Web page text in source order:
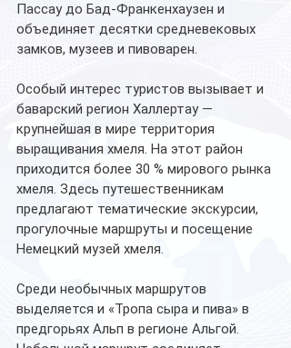
Пассау до Бад-Франкенхаузен и
объединяет десятки средневековых
замков, музеев и пивоварен.
Особый интерес туристов вызывает и
баварский регион Халлертау —
крупнейшая в мире территория
выращивания хмеля. На этот район
приходится более 30 % мирового рынка
хмеля. Здесь путешественникам
предлагают тематические экскурсии,
прогулочные маршруты и посещение
Немецкий музей хмеля.
Среди необычных маршрутов
выделяется и «Тропа сыра и пива» в
предгорьях Альп в регионе Альгой.